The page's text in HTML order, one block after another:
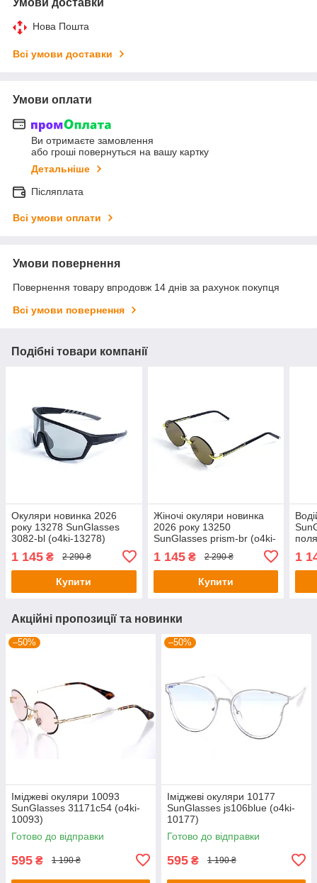
Нова Пошта
Всі умови доставки
Умови оплати
Ви отримаєте замовлення
або гроші повернуться на вашу картку
Детальніше
Післяплата
Всі умови оплати
Умови повернення
Повернення товару впродовж 14 днів за рахунок покупця
Всі умови повернення
Подібні товари компанії
Окуляри новинка 2026
року 13278 SunGlasses
3082-bl (o4ki-13278)
1 145 ₴ 2 290 ₴
Купити
Жіночі окуляри новинка
2026 року 13250
SunGlasses prism-br (o4ki-
1 145₴ 2 290 ₴
Купити
1
Акційні пропозиції та новинки
–50%
Іміджеві окуляри 10093
SunGlasses 31171c54 (o4ki-
10093)
Готово до відправки
595 ₴ 1 190 ₴
–50%
Іміджеві окуляри 10177
SunGlasses js106blue (o4ki-
10177)
Готово до відправки
595 ₴ 1 190 ₴